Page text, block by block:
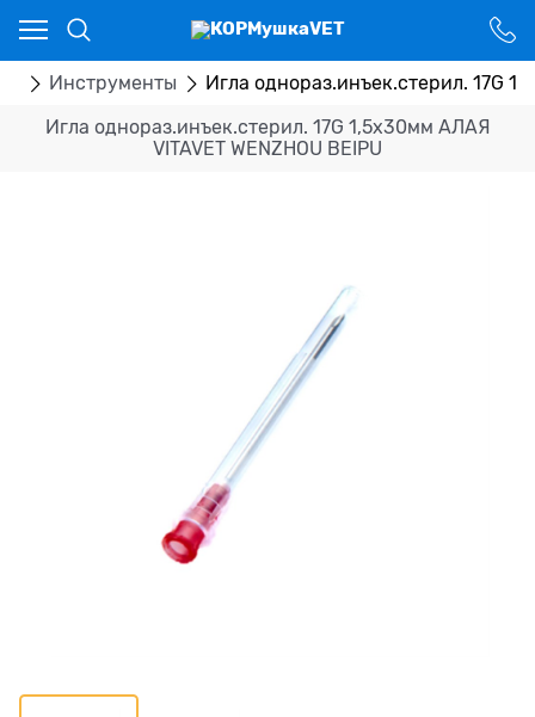
Инструменты Игла однораз.инъек.стерил. 17G
Игла однораз.инъек.стерил. 17G 1,5х30мм АЛАЯ
VITAVET WENZHOU BEIPU
Ваш город - Костанай,
угадали?